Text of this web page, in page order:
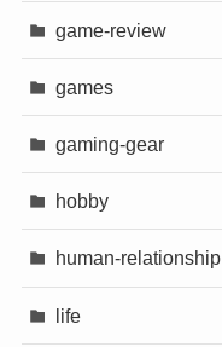
game-review
games
gaming-gear
hobby
human-relationship
life